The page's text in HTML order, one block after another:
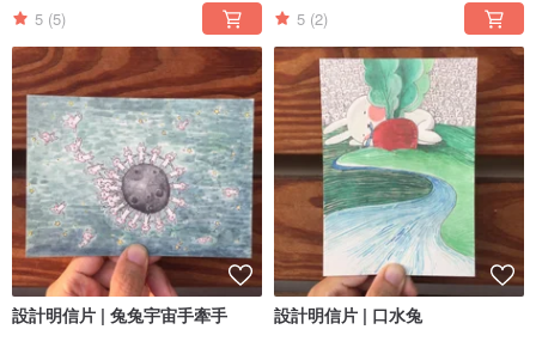
5 (5) 5 (2)
設計明信片 | 兔兔宇宙手牽手 設計明信片 | 口水兔